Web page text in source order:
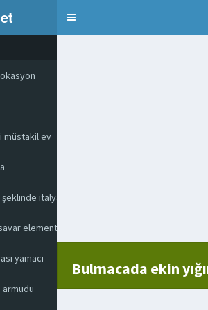
Bulmaca
Bulmacada ekin
müstakil ev
italyan vazosu
element
yamacı
armudu